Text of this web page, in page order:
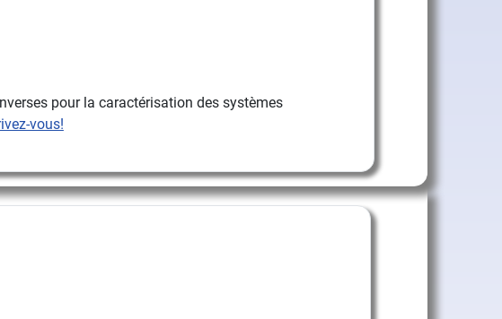
pour la caractérisation des systèmes
vous!